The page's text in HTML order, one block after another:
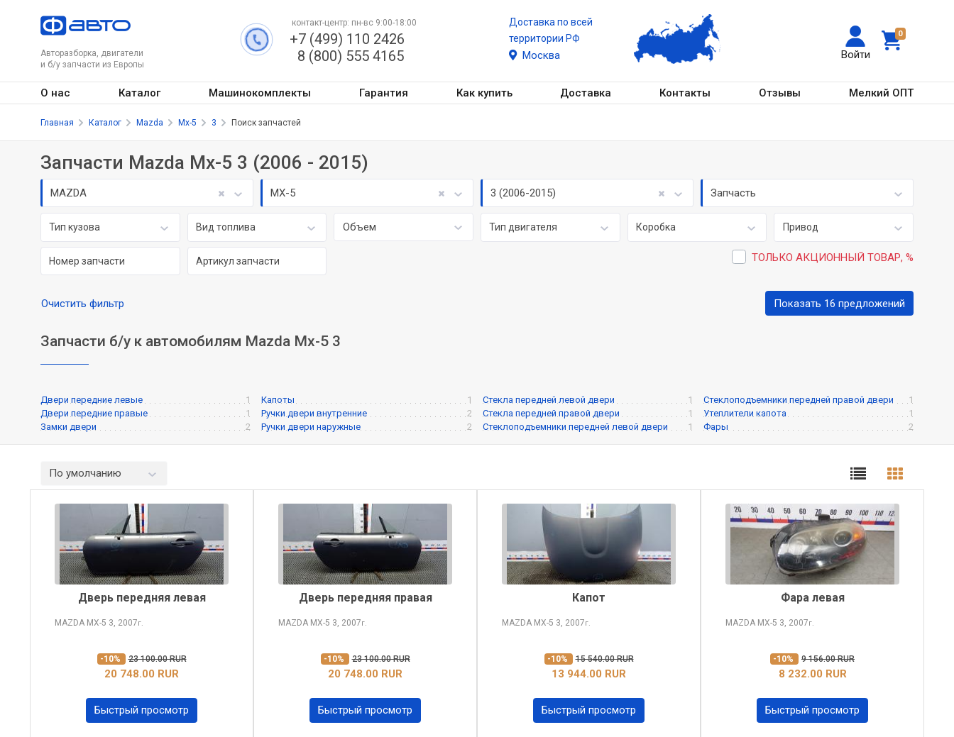
Авторазборка, двигатели
и б/у запчасти из Европы
0
Войти
контакт-центр: пн-вс 9:00-18:00
+7 (499) 110 2426
8 (800) 555 4165
Доставка по всей
территории РФ
Москва
О нас Каталог Машинокомплекты Гарантия Как купить Доставка Контакты Отзывы Мелкий ОПТ
Главная Каталог Mazda Mx-5 3 Поиск запчастей
Запчасти Mazda Mx-5 3 (2006 - 2015)
MAZDA MX-5 3 (2006-2015) Запчасть
Тип кузова Вид топлива Объем Тип двигателя Коробка Привод
ТОЛЬКО АКЦИОННЫЙ ТОВАР, %
Очистить фильтр Показать 16 предложений
Запчасти б/у к автомобилям Mazda Mx-5 3
Двери передние левые
1
Двери передние правые
1
Замки двери
2
Капоты
1
Ручки двери внутренние
2
Ручки двери наружные
2
Стекла передней левой двери
1
Стекла передней правой двери
1
Стеклоподъемники передней левой двери
1
Стеклоподъемники передней правой двери
1
Утеплители капота
1
Фары
2
По умолчанию
Дверь передняя левая
MAZDA MX-5 3, 2007г.
-10% 23 100.00 RUR
20 748.00 RUR
Быстрый просмотр
Дверь передняя правая
MAZDA MX-5 3, 2007г.
-10% 23 100.00 RUR
20 748.00 RUR
Быстрый просмотр
Капот
MAZDA MX-5 3, 2007г.
-10% 15 540.00 RUR
13 944.00 RUR
Быстрый просмотр
Фара левая
MAZDA MX-5 3, 2007г.
-10% 9 156.00 RUR
8 232.00 RUR
Быстрый просмотр